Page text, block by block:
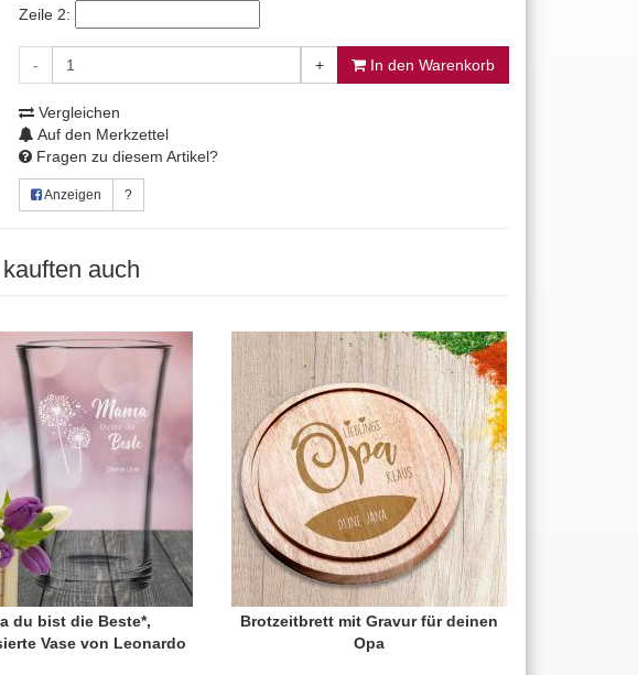
Zeile 2:
- + In den Warenkorb
Vergleichen
Auf den Merkzettel
Fragen zu diesem Artikel?
Anzeigen ?
auch
du bist die Beste*,
Vase von Leonardo
Brotzeitbrett mit Gravur für deinen
Opa